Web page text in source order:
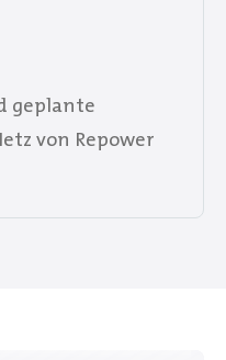
geplante
von Repower